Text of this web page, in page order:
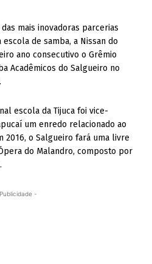
mais inovadoras parcerias
de samba, a Nissan do
ano consecutivo o Grêmio
Acadêmicos do Salgueiro no
escola da Tijuca foi vice-
um enredo relacionado ao
2016, o Salgueiro fará uma livre
do Malandro, composto por
-